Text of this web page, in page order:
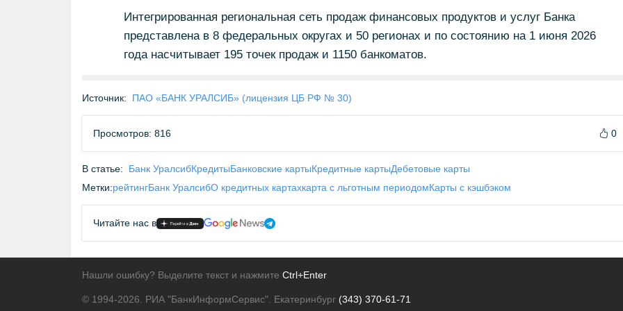
Интегрированная региональная сеть продаж финансовых продуктов и услуг Банка
представлена в 8 федеральных округах и 50 регионах и по состоянию на 1 июня 2026
года насчитывает 195 точек продаж и 1150 банкоматов.
Источник: ПАО «БАНК УРАЛСИБ» (лицензия ЦБ РФ № 30)
Просмотров: 816 0
В статье: Банк УралсибКредитыБанковские картыКредитные картыДебетовые карты
Метки:рейтингБанк УралсибО кредитных картахкарта с льготным периодомКарты с кэшбэком
Читайте нас в
Нашли ошибку? Выделите текст и нажмите Ctrl+Enter
© 1994-2026. РИА "БанкИнформСервис". Екатеринбург (343) 370-61-71